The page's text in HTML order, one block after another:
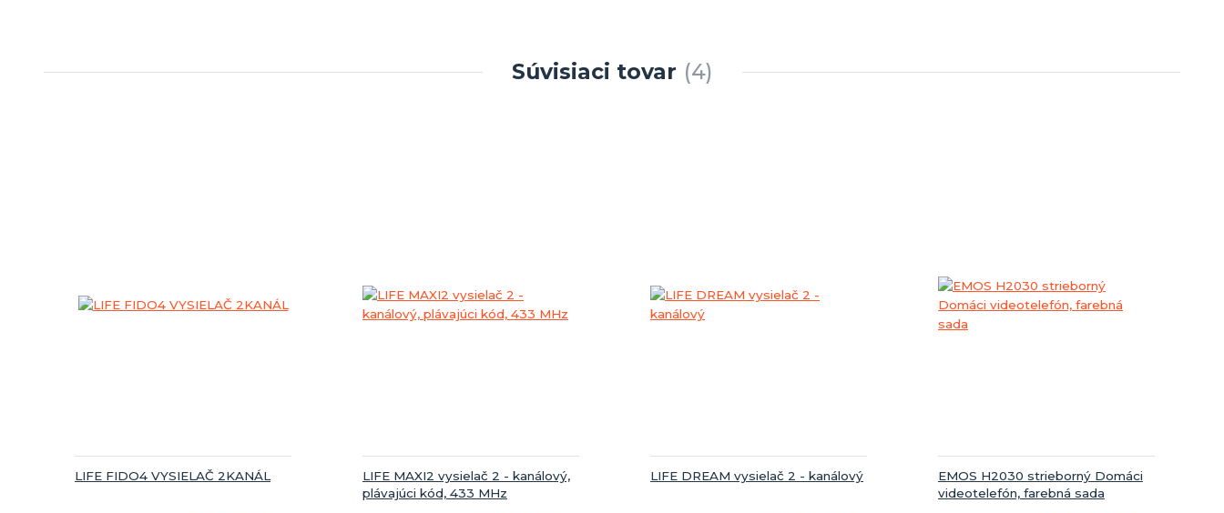
Súvisiaci tovar 4
LIFE FIDO4 VYSIELAČ 2KANÁL
LIFE MAXI2 vysielač 2 - kanálový,
plávajúci kód, 433 MHz
LIFE DREAM vysielač 2 - kanálový
EMOS H2030 strieborný Domáci
videotelefón, farebná sada